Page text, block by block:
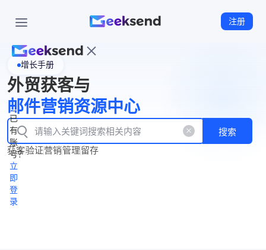
注册
页
WhatsApp
企业号
New
产
品
功
能
产
品
价
格
资
源
中
心
立
即
注
册
已
有
账
号？
立
即
登
录
增长手册
外贸获客与
邮件营销资源中心
搜索
获客验证营销管理留存